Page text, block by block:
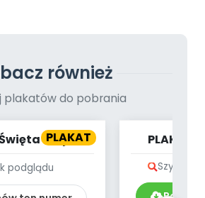
również
plakatów do pobrania
PLAKAT
majowe
podglądu
PLAKAT -
Szybki